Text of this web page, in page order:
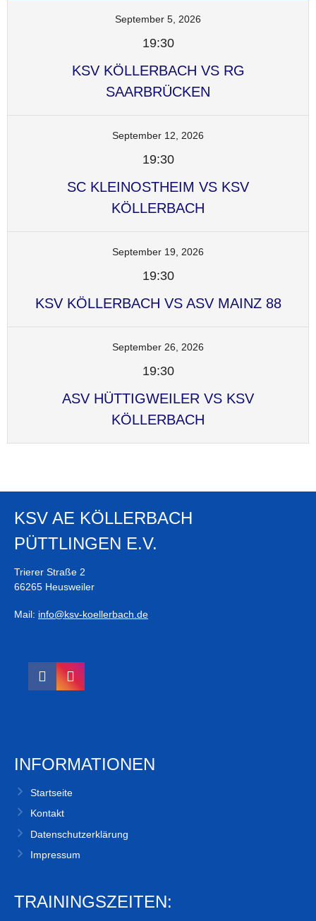
September 5, 2026
19:30
KSV KÖLLERBACH VS RG
SAARBRÜCKEN
September 12, 2026
19:30
SC KLEINOSTHEIM VS KSV
KÖLLERBACH
September 19, 2026
19:30
KSV KÖLLERBACH VS ASV MAINZ 88
September 26, 2026
19:30
ASV HÜTTIGWEILER VS KSV
KÖLLERBACH
KSV AE KÖLLERBACH
PÜTTLINGEN E.V.
Trierer Straße 2
66265 Heusweiler
Mail: info@ksv-koellerbach.de
INFORMATIONEN
Startseite
Kontakt
Datenschutzerklärung
Impressum
TRAININGSZEITEN: